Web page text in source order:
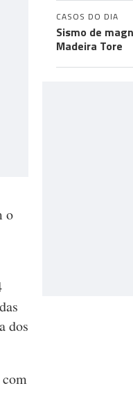
o
dos
CASOS DO DIA
Sismo de
Madeira Tore